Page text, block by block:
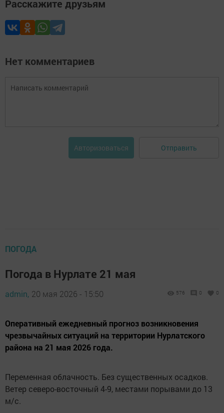
Расскажите друзьям
Нет комментариев
Авторизоваться Отправить
ПОГОДА
Погода в Нурлате 21 мая
admin, 20 мая 2026 - 15:50 576 0 0
Оперативный ежедневный прогноз возникновения
чрезвычайных ситуаций на территории Нурлатского
района на 21 мая 2026 года.
Переменная облачность. Без существенных осадков.
Ветер северо-восточный 4-9, местами порывами до 13
м/с.